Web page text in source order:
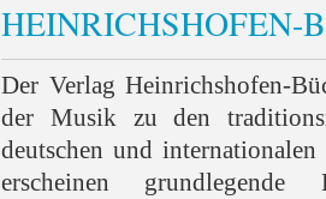
HEINRICHSHOFEN-
Der Verlag Heinrichshofen-
der Musik zu den
deutschen und
erscheinen